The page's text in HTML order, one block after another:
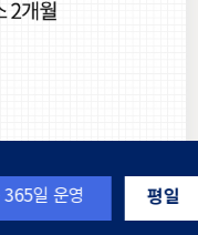
~ 오후 18:00 토요일